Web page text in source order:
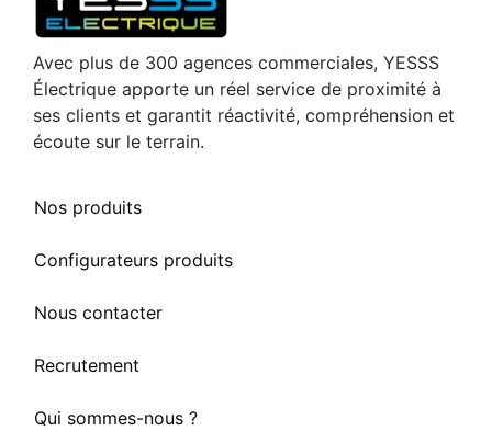
Avec plus de 300 agences commerciales, YESSS
Électrique apporte un réel service de proximité à
ses clients et garantit réactivité, compréhension et
écoute sur le terrain.
Nos produits
Configurateurs produits
Nous contacter
Recrutement
Qui sommes-nous ?